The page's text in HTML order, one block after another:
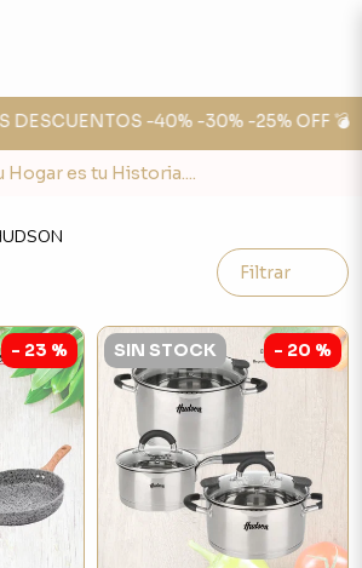
-40% -30% -25% OFF 💣
Hogar es tu Historia....
Filtrar
- 23 % SIN STOCK - 20 %